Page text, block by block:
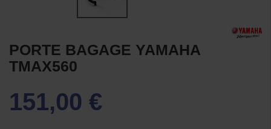
PORTE BAGAGE YAMAHA
TMAX560
151,00 €